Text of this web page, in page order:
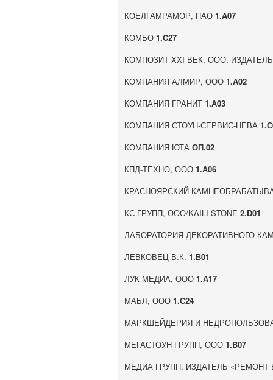
КОЕЛГАМРАМОР, ПАО1.A07
КОМБО1.C27
КОМПОЗИТ XXI ВЕК, ООО,
КОМПАНИЯ АЛМИР, ООО1.A02
КОМПАНИЯ ГРАНИТ1.А03
КОМПАНИЯ СТОУН-СЕРВИС-НЕВА
КОМПАНИЯ ЮТАОП.02
КПД-ТЕХНО, ООО1.А06
КРАСНОЯРСКИЙ
КС ГРУПП, ООО/KAILI STONE2.D01
ЛАБОРАТОРИЯ ДЕКОРАТИВНОГО
ЛЕВКОВЕЦ В.К.1.В01
ЛУК-МЕДИА, ООО1.А17
МАБЛ, ООО1.С24
МАРКШЕЙДЕРИЯ И
МЕГАСТОУН ГРУПП, ООО1.B07
МЕДИА ГРУПП, ИЗДАТЕЛЬ